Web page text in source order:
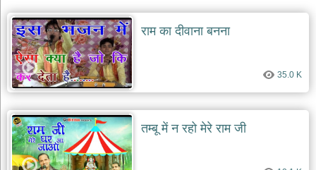
विष्णु
भजन
vishnu
bhajans
बाबा
बालक
नाथ
भजन
baba
balak
nath
bhajans
राम का दीवाना बनना
35.0 K
तम्बू में न रहो मेरे राम जी